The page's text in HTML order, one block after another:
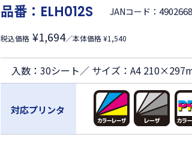
品番： ELH012S JANコード：
税込価格 ¥1,694／本体価格 ¥1,540
入数：30シート／ サイズ：A4
対応プリンタ